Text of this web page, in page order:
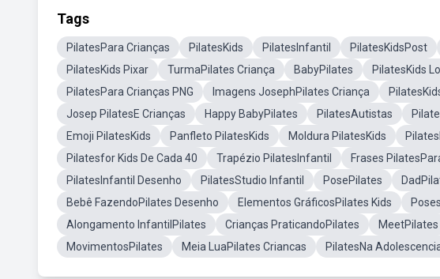
Tags
PilatesPara Crianças PilatesKids PilatesInfantil PilatesKidsPost
PilatesKids Pixar
TurmaPilates Criança BabyPilates PilatesKids
PilatesPara Crianças PNG
Imagens JosephPilates Criança
Josep PilatesE Crianças
Happy BabyPilates PilatesAutistas
Emoji PilatesKids
Panfleto PilatesKids Moldura PilatesKids
Pilatesfor Kids De Cada 40
Trapézio PilatesInfantil Frases
PilatesInfantil Desenho
PilatesStudio Infantil PosePilates
Bebê FazendoPilates Desenho
Elementos GráficosPilates Kids
Alongamento InfantilPilates
Crianças PraticandoPilates MeetPilates
MovimentosPilates
Meia LuaPilates Criancas PilatesNa